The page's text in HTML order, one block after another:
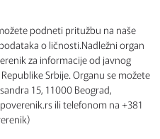
podneti pritužbu na naše
o ličnosti.Nadležni organ
za informacije od javnog
Srbije. Organu se možete
15, 11000 Beograd,
ili telefonom na +381